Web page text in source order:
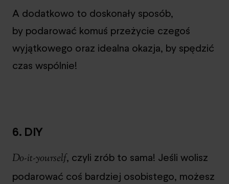
A dodatkowo to doskonały sposób,
by podarować komuś przeżycie czegoś
wyjątkowego oraz idealna okazja, by spędzić
czas wspólnie!
6. DIY
Do-it-yourself, czyli zrób to sama! Jeśli wolisz
podarować coś bardziej osobistego, możesz